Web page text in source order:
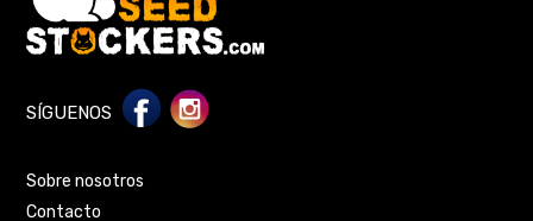
SÍGUENOS
Sobre nosotros
Contacto